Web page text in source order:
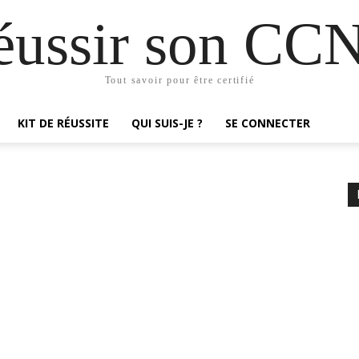
son
Tout savoir pour être certifié
KIT DE RÉUSSITE QUI SUIS-JE ? SE CONNECTER